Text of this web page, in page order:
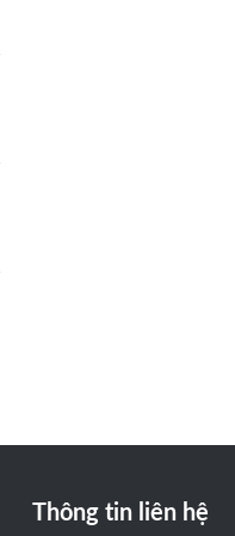
Thông tin liên hệ